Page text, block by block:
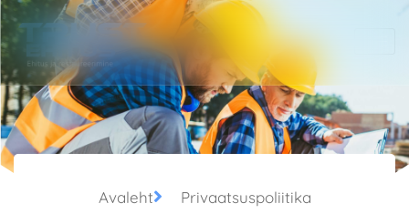
Avaleht Privaatsuspoliitika